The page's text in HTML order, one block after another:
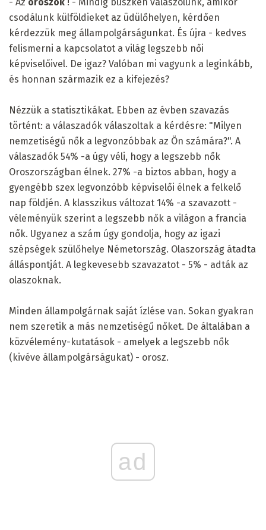
csodálunk külföldieket az üdülőhelyen, kérdően
kérdezzük meg állampolgárságunkat. És újra - kedves
felismerni a kapcsolatot a világ legszebb női
képviselőivel. De igaz? Valóban mi vagyunk a leginkább,
és honnan származik ez a kifejezés?
Nézzük a statisztikákat. Ebben az évben szavazás
történt: a válaszadók válaszoltak a kérdésre: "Milyen
nemzetiségű nők a legvonzóbbak az Ön számára?". A
válaszadók 54% -a úgy véli, hogy a legszebb nők
Oroszországban élnek. 27% -a biztos abban, hogy a
gyengébb szex legvonzóbb képviselői élnek a felkelő
nap földjén. A klasszikus változat 14% -a szavazott -
véleményük szerint a legszebb nők a világon a francia
nők. Ugyanez a szám úgy gondolja, hogy az igazi
szépségek szülőhelye Németország. Olaszország átadta
álláspontját. A legkevesebb szavazatot - 5% - adták az
olaszoknak.
Minden állampolgárnak saját ízlése van. Sokan gyakran
nem szeretik a más nemzetiségű nőket. De általában a
közvélemény-kutatások - amelyek a legszebb nők
(kivéve állampolgárságukat) - orosz.
ad